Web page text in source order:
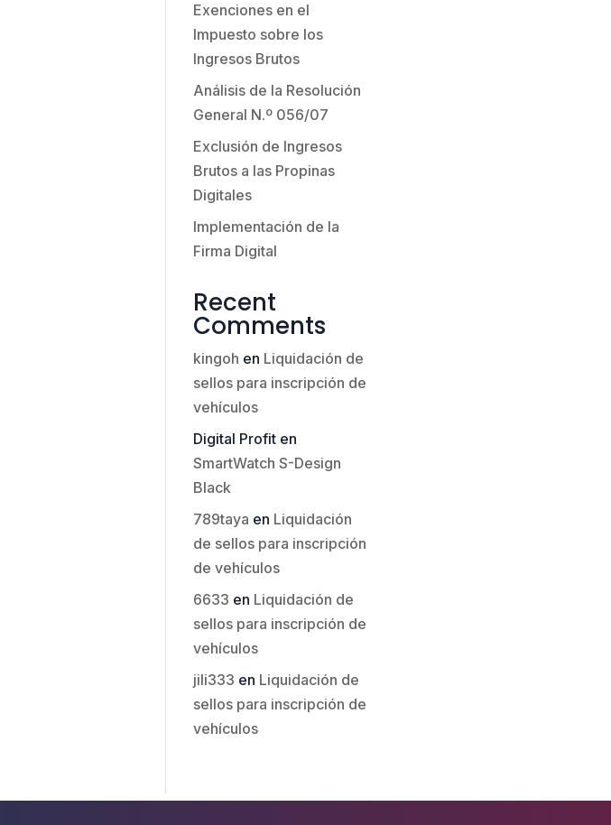
Exenciones en el
Impuesto sobre los
Ingresos Brutos
Análisis de la Resolución
General N.º 056/07
Exclusión de Ingresos
Brutos a las Propinas
Digitales
Implementación de la
Firma Digital
Recent
Comments
kingoh en Liquidación de
sellos para inscripción de
vehículos
Digital Profiten
SmartWatch S-Design
Black
789taya en Liquidación
de sellos para inscripción
de vehículos
6633 en Liquidación de
sellos para inscripción de
vehículos
jili333 en Liquidación de
sellos para inscripción de
vehículos